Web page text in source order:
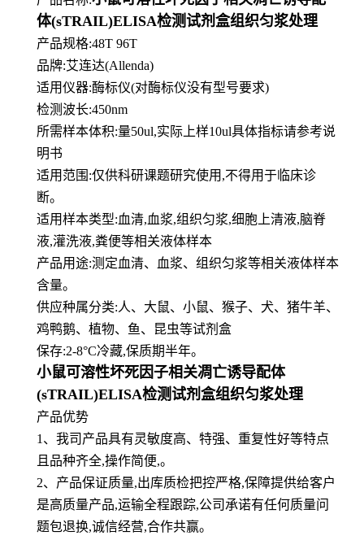
体(sTRAIL)ELISA检测试剂盒组织匀浆处理
产品规格:48T 96T
品牌:艾连达(Allenda)
适用仪器:酶标仪(对酶标仪没有型号要求)
检测波长:450nm
所需样本体积:量50ul,实际上样10ul具体指标请参考说
明书
适用范围:仅供科研课题研究使用,不得用于临床诊
断。
适用样本类型:血清,血浆,组织匀浆,细胞上清液,脑脊
液,灌洗液,粪便等相关液体样本
产品用途:测定血清、血浆、组织匀浆等相关液体样本
含量。
供应种属分类:人、大鼠、小鼠、猴子、犬、猪牛羊、
鸡鸭鹅、植物、鱼、昆虫等试剂盒
保存:2-8°C冷藏,保质期半年。
小鼠可溶性坏死因子相关凋亡诱导配体
(sTRAIL)ELISA检测试剂盒组织匀浆处理
产品优势
1 、 我司产品具有灵敏度高、特强、重复性好等特点
且品种齐全,操作简便,。
2、产品保证质量,出库质检把控严格,保障提供给客户
是高质量产品,运输全程跟踪,公司承诺有任何质量问
题包退换,诚信经营,合作共赢。